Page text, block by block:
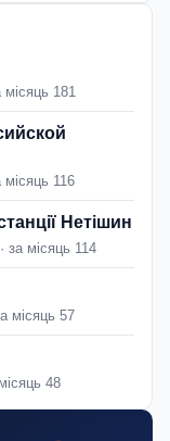
місяць 181
місяць 116
Нетішин
за місяць 114
місяць 57
48